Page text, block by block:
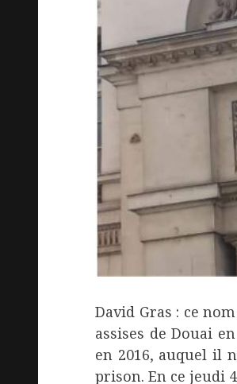
David Gras : ce
assises de Douai
en 2016, auquel il
prison. En ce jeudi